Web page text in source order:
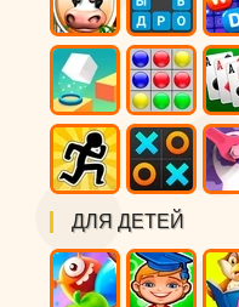
ДЛЯ ДЕТЕЙ